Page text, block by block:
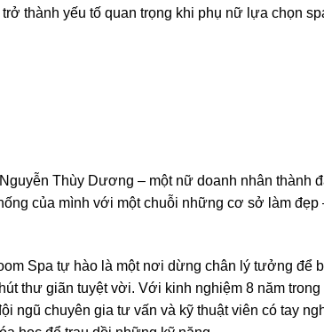
thành yếu tố quan trọng khi phụ nữ lựa chọn
Thùy Dương – một nữ doanh nhân thành
của mình với một chuỗi những cơ sở làm
Spa tự hào là một nơi dừng chân lý tưởng để
thư giãn tuyệt vời. Với kinh nghiệm 8 năm
ngũ chuyên gia tư vấn và kỹ thuật viên có tay